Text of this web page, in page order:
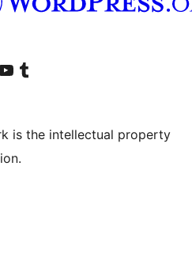
konto
vår YouTube-kanalBesök vårt Tumblr-konto
is the intellectual property